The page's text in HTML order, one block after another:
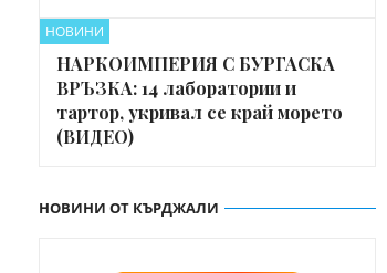
НОВИНИ
НАРКОИМПЕРИЯ С БУРГАСКА
ВРЪЗКА: 14 лаборатории и
тартор, укривал се край морето
(ВИДЕО)
НОВИНИ ОТ КЪРДЖАЛИ